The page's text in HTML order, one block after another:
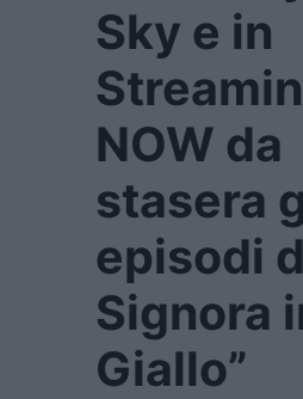
Sky e in
NOW da
stasera
episodi
Signora
Giallo”